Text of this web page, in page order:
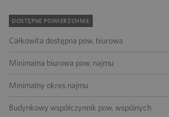
DOSTĘPNE POWIERZCHNIE
Całkowita dostępna pow. biurowa
Minimalna biurowa pow. najmu
Minimalny okres najmu
Budynkowy współczynnik pow. wspólnych